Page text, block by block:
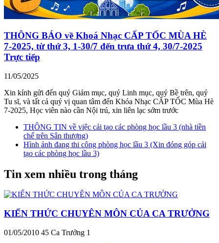
THÔNG BÁO về Khoá Nhạc CẤP TỐC MÙA HÈ
7-2025, từ thứ 3, 1-30/7 đến trưa thứ 4, 30/7-2025
Trực tiếp
11/05/2025
Xin kính gửi đến quý Giám mục, quý Linh mục, quý Bề trên, quý
Tu sĩ, và tất cả quý vị quan tâm đến Khóa Nhạc CẤP TỐC Mùa Hè
7-2025, Học viên nào cần Nội trú, xin liên lạc sớm trước
THÔNG TIN về việc cải tạo các phòng học lầu 3 (nhà tiền
chế trên Sân thượng)
Hình ảnh đang thi công phòng học lầu 3 (Xin đóng góp cải
tạo các phòng học lầu 3)
Tin xem nhiều trong tháng
KIẾN THỨC CHUYÊN MÔN CỦA CA TRƯỞNG
01/05/2010 45 Ca Trưởng 1